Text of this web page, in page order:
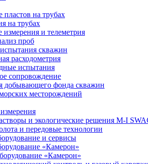
на трубах
на трубах
и телеметрия
проб
скважин
расходометрия
испытания
сопровождение
добывающего фонда скважин
месторождений
и экологические решения M-I
и передовые технологии
и сервисы
«Камерон»
«Камерон»